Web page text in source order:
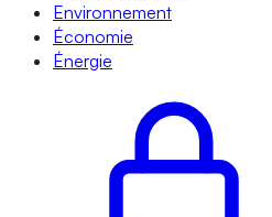
Environnement
Économie
Énergie